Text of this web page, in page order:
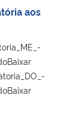
aos